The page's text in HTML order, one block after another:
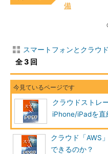
備
スマートフォンとクラウ
全 3 回
クラウドストレ
iPhone/iPadを直
クラウド「AWS
できるのか？